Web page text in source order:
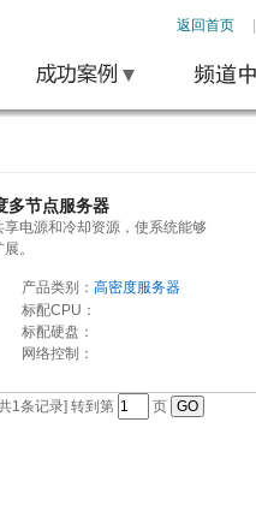
返回首页
节点服务器
电源和冷却资源，使系统能够
。
产品类别： 高密度服务器
标配CPU：
标配硬盘：
网络控制：
1条记录] 转到第 页